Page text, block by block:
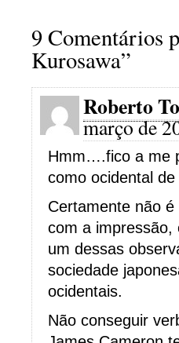
9 Comentários
Kurosawa”
Roberto
março de
Hmm….fico a me
como ocidental
Certamente não
com a impressão,
um dessas
sociedade
ocidentais.
Não conseguir